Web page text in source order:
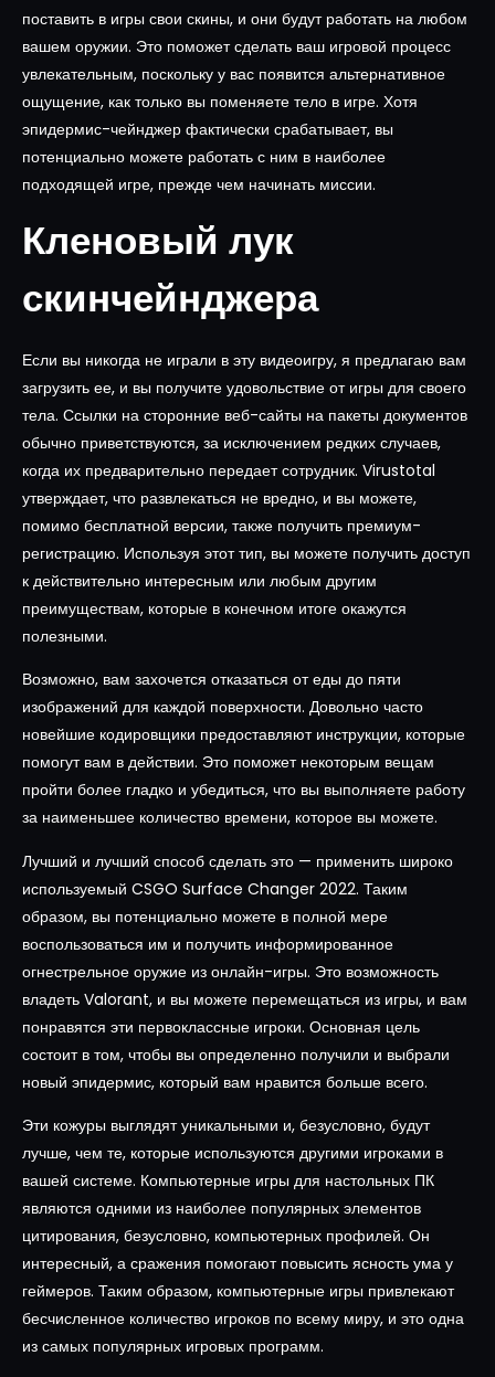
поставить в игры свои скины, и они будут работать на любом
вашем оружии. Это поможет сделать ваш игровой процесс
увлекательным, поскольку у вас появится альтернативное
ощущение, как только вы поменяете тело в игре. Хотя
эпидермис-чейнджер фактически срабатывает, вы
потенциально можете работать с ним в наиболее
подходящей игре, прежде чем начинать миссии.
Кленовый лук
скинчейнджера
Если вы никогда не играли в эту видеоигру, я предлагаю вам
загрузить ее, и вы получите удовольствие от игры для своего
тела. Ссылки на сторонние веб-сайты на пакеты документов
обычно приветствуются, за исключением редких случаев,
когда их предварительно передает сотрудник. Virustotal
утверждает, что развлекаться не вредно, и вы можете,
помимо бесплатной версии, также получить премиум-
регистрацию. Используя этот тип, вы можете получить доступ
к действительно интересным или любым другим
преимуществам, которые в конечном итоге окажутся
полезными.
Возможно, вам захочется отказаться от еды до пяти
изображений для каждой поверхности. Довольно часто
новейшие кодировщики предоставляют инструкции, которые
помогут вам в действии. Это поможет некоторым вещам
пройти более гладко и убедиться, что вы выполняете работу
за наименьшее количество времени, которое вы можете.
Лучший и лучший способ сделать это — применить широко
используемый CSGO Surface Changer 2022. Таким
образом, вы потенциально можете в полной мере
воспользоваться им и получить информированное
огнестрельное оружие из онлайн-игры. Это возможность
владеть Valorant, и вы можете перемещаться из игры, и вам
понравятся эти первоклассные игроки. Основная цель
состоит в том, чтобы вы определенно получили и выбрали
новый эпидермис, который вам нравится больше всего.
Эти кожуры выглядят уникальными и, безусловно, будут
лучше, чем те, которые используются другими игроками в
вашей системе. Компьютерные игры для настольных ПК
являются одними из наиболее популярных элементов
цитирования, безусловно, компьютерных профилей. Он
интересный, а сражения помогают повысить ясность ума у ​​
геймеров. Таким образом, компьютерные игры привлекают
бесчисленное количество игроков по всему миру, и это одна
из самых популярных игровых программ.